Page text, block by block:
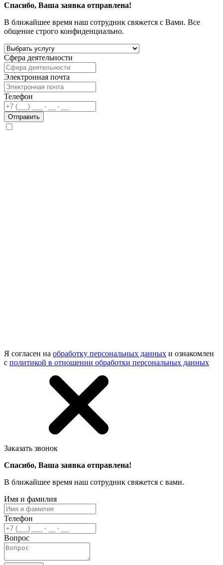
Спасибо, Ваша заявка отправлена!
В ближайшее время наш сотрудник свяжется с Вами. Все
общение строго конфиденциально.
Сфера деятельности
Электронная почта
Телефон
Отправить
Я согласен на обработку персональных данных и ознакомлен
с политикой в отношении обработки персональных данных
Заказать звонок
Спасибо, Ваша заявка отправлена!
В ближайшее время наш сотрудник свяжется с вами.
Имя и фамилия
Телефон
Вопрос